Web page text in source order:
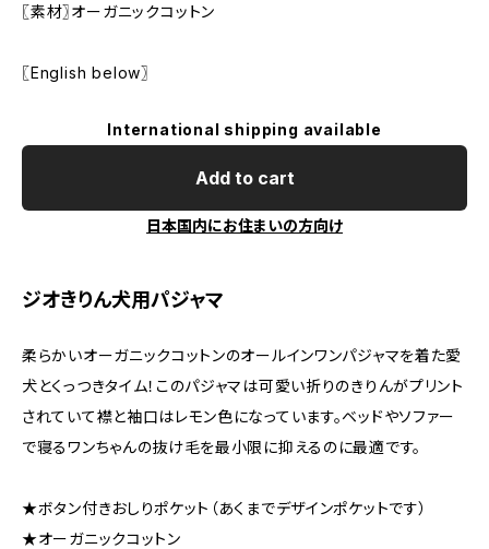
〖素材〗オーガニックコットン
〖English below〗
International shipping available
Add to cart
日本国内にお住まいの方向け
ジオきりん犬用パジャマ
柔らかいオーガニックコットンのオールインワンパジャマを着た愛
犬とくっつきタイム！このパジャマは可愛い折りのきりんがプリント
されていて襟と袖口はレモン色になっています。ベッドやソファー
で寝るワンちゃんの抜け毛を最小限に抑えるのに最適です。
★ボタン付きおしりポケット（あくまでデザインポケットです）
★オーガニックコットン